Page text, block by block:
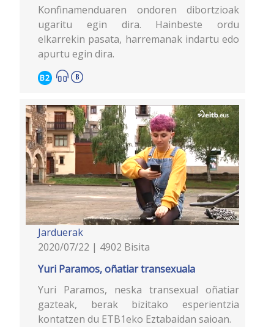
Konfinamenduaren ondoren dibortzioak
ugaritu egin dira. Hainbeste ordu
elkarrekin pasata, harremanak indartu edo
apurtu egin dira.
B2
Jarduerak
2020/07/22 | 4902 Bisita
Yuri Paramos, oñatiar transexuala
Yuri Paramos, neska transexual oñatiar
gazteak, berak bizitako esperientzia
kontatzen du ETB1eko Eztabaidan saioan.